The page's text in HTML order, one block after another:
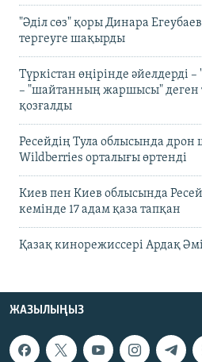
"Әділ сөз" қоры Динара
тергеуге шақырды
Түркістан өңірінде әйелдерді
– "шайтанның жаршысы" деген
қозғалды
Ресейдің Тула облысында
Wildberries орталығы өртенді
Киев пен Киев облысында
кемінде 17 адам қаза тапқан
Қазақ кинорежиссері Ардақ
ЖАЗЫЛЫҢЫЗ